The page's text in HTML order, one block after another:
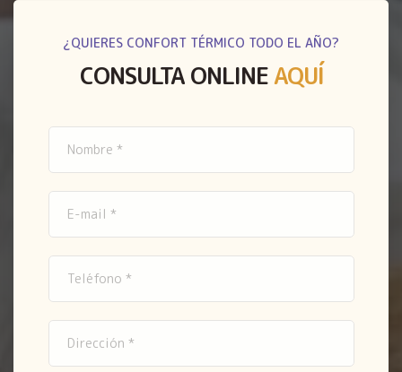
¿QUIERES CONFORT TÉRMICO TODO EL AÑO?
CONSULTA ONLINEAQUÍ